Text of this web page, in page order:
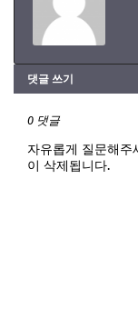
댓글 쓰기
0 댓글
자유롭게 질문해주
이 삭제됩니다.